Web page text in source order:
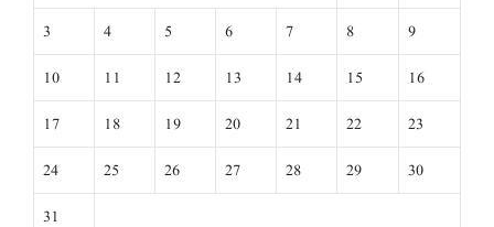
3
4 5 6 7 8
9
10
11 12 13 14 15
16
17
18 19 20 21 22
23
24
25 26 27 28 29
30
31